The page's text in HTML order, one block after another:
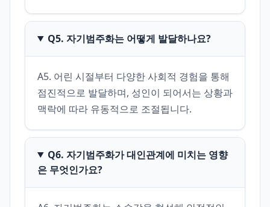
Q5. 자기범주화는 어떻게 발달하나요?
A5. 어린 시절부터 다양한 사회적 경험을 통해
점진적으로 발달하며, 성인이 되어서는 상황과
맥락에 따라 유동적으로 조절됩니다.
Q6. 자기범주화가 대인관계에 미치는 영향
은 무엇인가요?